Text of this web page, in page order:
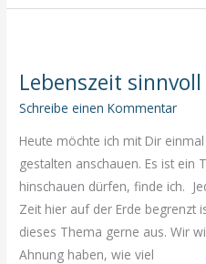
Strondl
bei
Amata
Lebenszeit
Schreibe einen Kommentar
Heute möchte ich mit Dir
gestalten anschauen. Es ist
hinschauen dürfen, finde ich.
Zeit hier auf der Erde begrenzt
dieses Thema gerne aus. Wir
Ahnung haben, wie viel